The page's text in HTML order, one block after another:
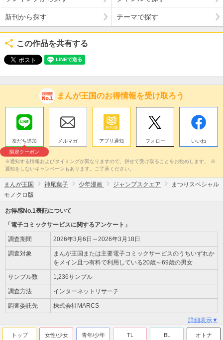
新刊から探す テーマで探す
この作品を共有する
まんが王国のお得情報を受け取ろう
友だち追加
限定クーポン
メルマガ アプリ通知 フォロー いいね
※通知する情報およびタイミングが異なりますので、併せて受け取ることをお勧めします。 ※
通知をしないキャンペーンもあります。ご了承ください。
まんが王国 神尾葉子 少年漫画 ジャンプスクエア
まつりスペシャル
モノクロ版
お得感No.1表記について
「電子コミックサービスに関するアンケート」
調査期間 2026年3月6日～2026年3月18日
調査対象
まんが王国または主要電子コミックサービスのうちいずれか
をメイン且つ有料で利用している20歳～69歳の男女
サンプル数 1,236サンプル
調査方法 インターネットリサーチ
調査委託先 株式会社MARCS
詳細表示▼
トップ 女性/少女 青年/少年 TL BL オトナ